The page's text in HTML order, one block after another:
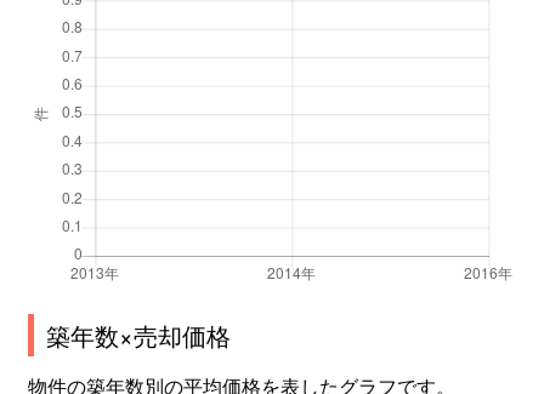
築年数×売却価格
物件の築年数別の平均価格を表したグラフです。